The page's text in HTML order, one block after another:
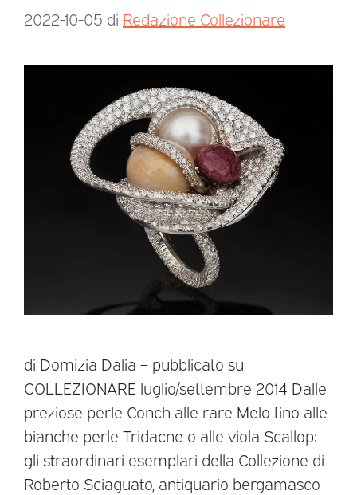
2022-10-05 di Redazione Collezionare
di Domizia Dalia – pubblicato su
COLLEZIONARE luglio/settembre 2014 Dalle
preziose perle Conch alle rare Melo fino alle
bianche perle Tridacne o alle viola Scallop:
gli straordinari esemplari della Collezione di
Roberto Sciaguato, antiquario bergamasco